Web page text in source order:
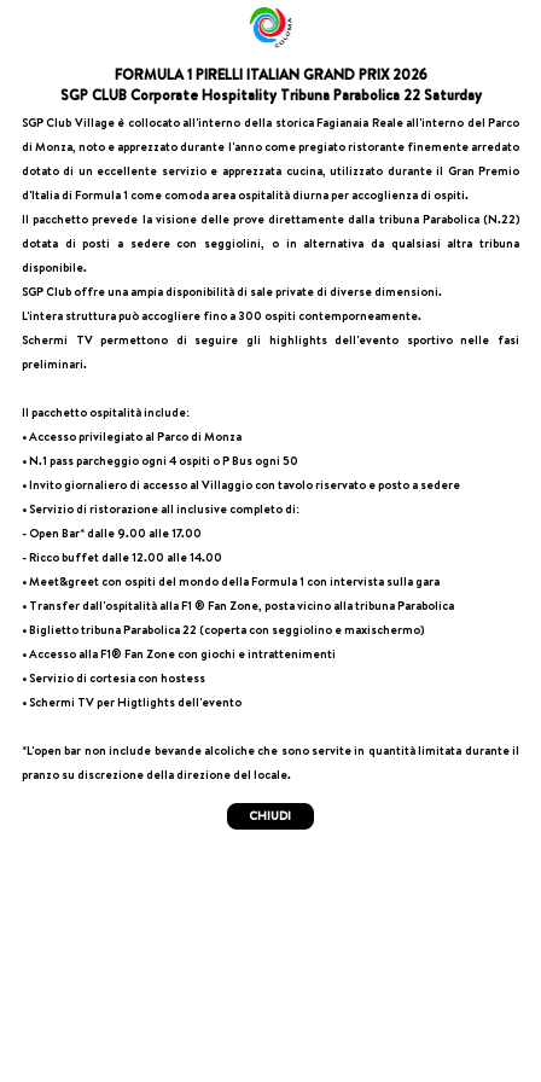
FORMULA 1 PIRELLI ITALIAN GRAND PRIX 2026
SGP CLUB Corporate Hospitality Tribuna Parabolica 22 Saturday
SGP Club Village è collocato all'interno della storica Fagianaia Reale all'interno del Parco
di Monza, noto e apprezzato durante l'anno come pregiato ristorante finemente arredato
dotato di un eccellente servizio e apprezzata cucina, utilizzato durante il Gran Premio
d'Italia di Formula 1 come comoda area ospitalità diurna per accoglienza di ospiti.
Il pacchetto prevede la visione delle prove direttamente dalla tribuna Parabolica (N.22)
dotata di posti a sedere con seggiolini, o in alternativa da qualsiasi altra tribuna
disponibile.
SGP Club offre una ampia disponibilità di sale private di diverse dimensioni.
L'intera struttura può accogliere fino a 300 ospiti contemporneamente.
Schermi TV permettono di seguire gli highlights dell'evento sportivo nelle fasi
preliminari.
Il pacchetto ospitalità include:
• Accesso privilegiato al Parco di Monza
• N.1 pass parcheggio ogni 4 ospiti o P Bus ogni 50
• Invito giornaliero di accesso al Villaggio con tavolo riservato e posto a sedere
• Servizio di ristorazione all inclusive completo di:
- Open Bar* dalle 9.00 alle 17.00
- Ricco buffet dalle 12.00 alle 14.00
• Meet&greet con ospiti del mondo della Formula 1 con intervista sulla gara
• Transfer dall'ospitalità alla F1 ® Fan Zone, posta vicino alla tribuna Parabolica
• Biglietto tribuna Parabolica 22 (coperta con seggiolino e maxischermo)
• Accesso alla F1® Fan Zone con giochi e intrattenimenti
• Servizio di cortesia con hostess
• Schermi TV per Higtlights dell'evento
*L'open bar non include bevande alcoliche che sono servite in quantità limitata durante il
pranzo su discrezione della direzione del locale.
CHIUDI